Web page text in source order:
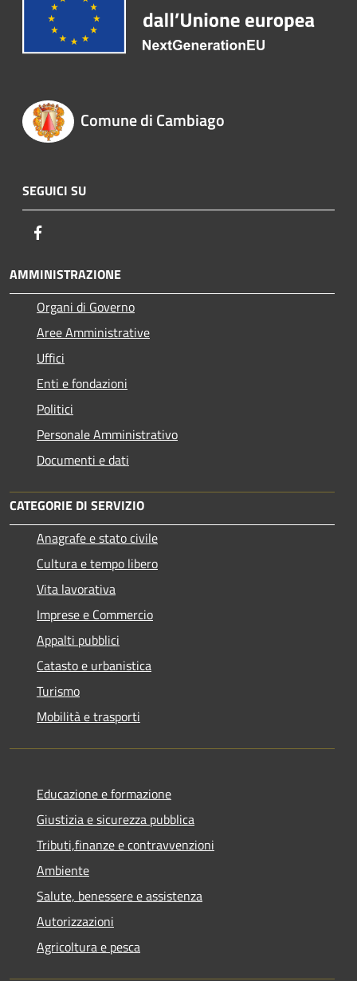
Comune di Cambiago
SEGUICI SU
AMMINISTRAZIONE
Organi di Governo
Aree Amministrative
Uffici
Enti e fondazioni
Politici
Personale Amministrativo
Documenti e dati
CATEGORIE DI SERVIZIO
Anagrafe e stato civile
Cultura e tempo libero
Vita lavorativa
Imprese e Commercio
Appalti pubblici
Catasto e urbanistica
Turismo
Mobilità e trasporti
Educazione e formazione
Giustizia e sicurezza pubblica
Tributi,finanze e contravvenzioni
Ambiente
Salute, benessere e assistenza
Autorizzazioni
Agricoltura e pesca